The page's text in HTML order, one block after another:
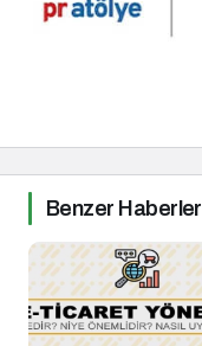
Benzer Haberler